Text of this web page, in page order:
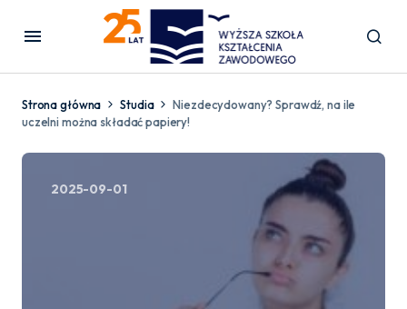
Strona główna Studia
Niezdecydowany? Sprawdź, na ile
uczelni można składać papiery!
2025-09-01